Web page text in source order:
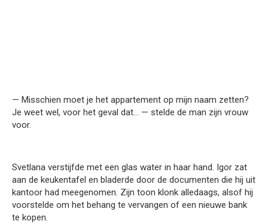
— Misschien moet je het appartement op mijn naam zetten?
Je weet wel, voor het geval dat… — stelde de man zijn vrouw
voor.
Svetlana verstijfde met een glas water in haar hand. Igor zat
aan de keukentafel en bladerde door de documenten die hij uit
kantoor had meegenomen. Zijn toon klonk alledaags, alsof hij
voorstelde om het behang te vervangen of een nieuwe bank
te kopen.